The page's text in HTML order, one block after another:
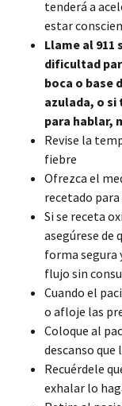
tenderá a
estar
Llame al 911
dificultad
boca o base
azulada, o
para hablar,
Revise la
fiebre
Ofrezca el
recetado
Si se receta
asegúrese de
forma segura
flujo sin
Cuando el
o afloje las
Coloque al
descanso
Recuérdele
exhalar lo